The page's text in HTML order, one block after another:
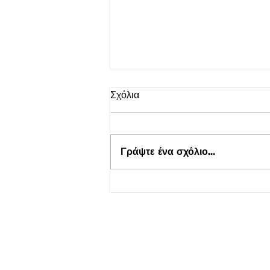
Σχόλια
Γράψτε ένα σχόλιο...